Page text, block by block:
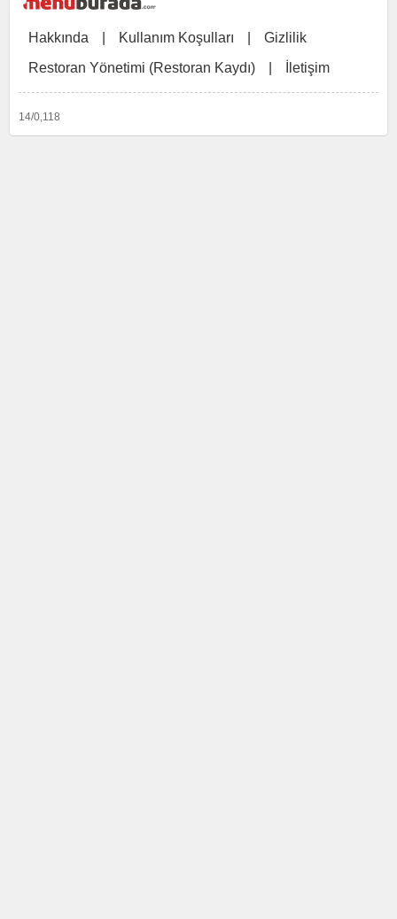
Hakkında Kullanım Koşulları
Gizlilik
Restoran Yönetimi (Restoran Kaydı)
İletişim
14/0,118